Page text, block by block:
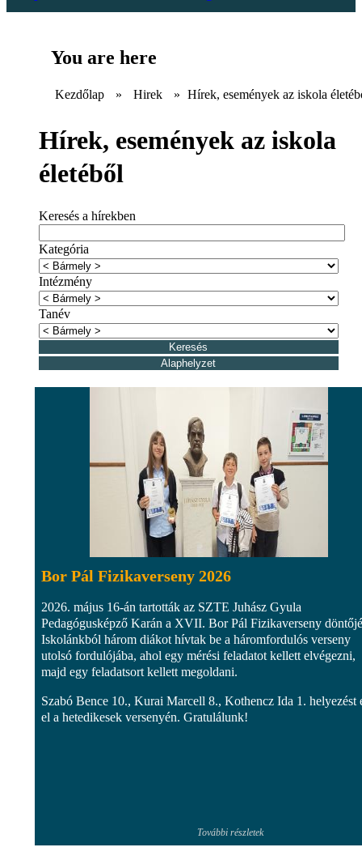
You are here
Kezdőlap » Hirek » Hírek, események az iskola
Hírek, események az iskola
életéből
Keresés a hírekben
Kategória
Intézmény
Tanév
Bor Pál Fizikaverseny 2026
2026. május 16-án tartották az SZTE Juhász Gyula
Pedagógusképző Karán a XVII. Bor Pál Fizikaverseny
Iskolánkból három diákot hívtak be a háromfordulós verseny
utolsó fordulójába, ahol egy mérési feladatot kellett elvégezni,
majd egy feladatsort kellett megoldani.
Szabó Bence 10., Kurai Marcell 8., Kothencz Ida 1. helyezést
el a hetedikesek versenyén. Gratulálunk!
További részletek